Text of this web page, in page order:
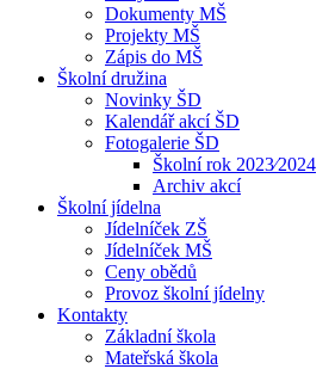
Dokumenty MŠ
Projekty MŠ
Zápis do MŠ
Školní družina
Novinky ŠD
Kalendář akcí ŠD
Fotogalerie ŠD
Školní rok 2023⁄2024
Archiv akcí
Školní jídelna
Jídelníček ZŠ
Jídelníček MŠ
Ceny obědů
Provoz školní jídelny
Kontakty
Základní škola
Mateřská škola